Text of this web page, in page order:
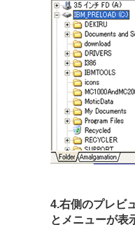
4.右側のプレビ
とメニューが表